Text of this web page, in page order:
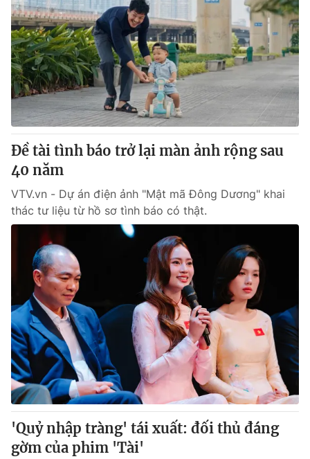
Thế giới
Tin tức
Thế giới đó đây
Câu chuyện quốc tế
Kinh tế
Tài chính
Thị trường
Góc doanh nghiệp
Dữ liệu và đời sống
Truyền hình
Phim VTV
Hậu trường
Nhân vật
Khán giả
Giải sao mai
Giải trí
Âm nhạc
Đời sống
Du lịch
Làm đẹp
Chất lượng cuộc sống
Giáo dục
Tuyển sinh
Học trực tuyến
Công nghệ
Hitech Công nghệ tương lai
Sản phẩm
Thị trường
Tư vấn
Giao lưu trực tuyến
Lịch phát sóng
Chuyên mục khác
Đề tài tình báo trở lại màn ảnh rộng sau
40 năm
VTV.vn - Dự án điện ảnh "Mật mã Đông Dương" khai
thác tư liệu từ hồ sơ tình báo có thật.
'Quỷ nhập tràng' tái xuất: đối thủ đáng
gờm của phim 'Tài'